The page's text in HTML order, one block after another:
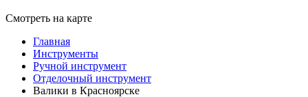
Смотреть на карте
Главная
Инструменты
Ручной инструмент
Отделочный инструмент
Валики в Красноярске